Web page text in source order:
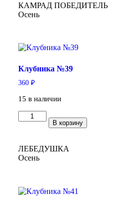
КАМРАД ПОБЕДИТЕЛЬ
Осень
Клубника №39
360 ₽
15 в наличии
Количество
товара
В корзину
ЛЕБЕДУШКА
Осень